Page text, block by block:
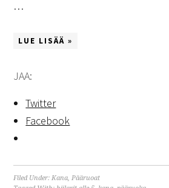
…
LUE LISÄÄ »
JAA:
Twitter
Facebook
Filed Under: Kana Pääruoat